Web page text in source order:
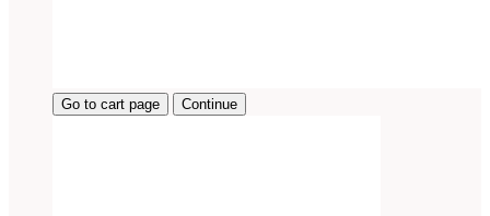
Go to cart page Continue